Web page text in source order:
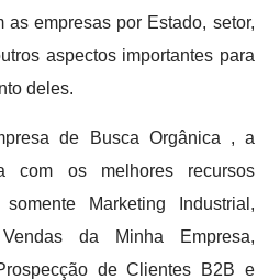
as empresas por Estado, setor,
aspectos importantes para
deles.
de Busca Orgânica , a
com os melhores recursos
Marketing Industrial,
da Minha Empresa,
de Clientes B2B e